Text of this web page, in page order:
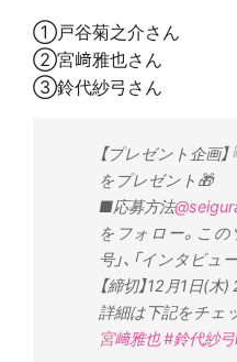
①戸谷菊之介さん
②宮﨑雅也さん
③鈴代紗弓さん
【プレゼント企画
をプレゼント🎁
■応募方法
をフォロー。こ
号」、「インタビ
【締切】12月1日(木
詳細は下記をチェ
宮﨑雅也#鈴代紗弓